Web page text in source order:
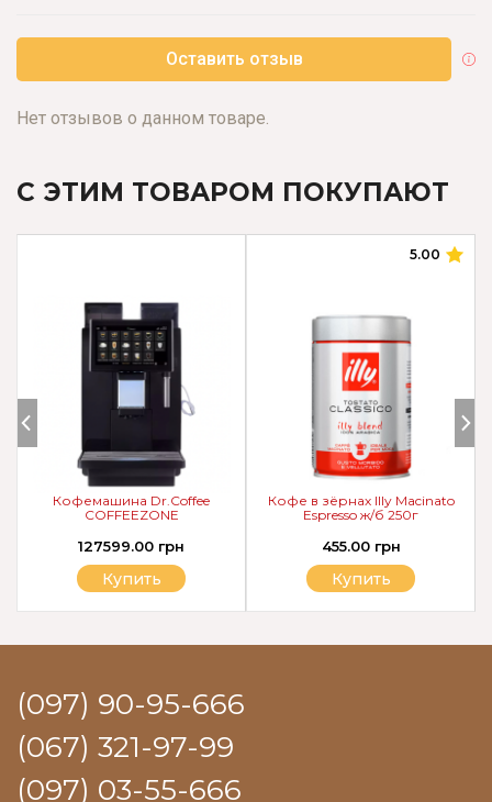
Оставить отзыв
Нет отзывов о данном товаре.
С ЭТИМ ТОВАРОМ ПОКУПАЮТ
5.00
Кофе в зёрнах Illy Macinato
Espresso ж/б 250г
455.00 грн
Купить
Кофемашина Dr.Coffee
COFFEEZONE
127599.00 грн
Купить
(097) 90-95-666
(067) 321-97-99
(097) 03-55-666